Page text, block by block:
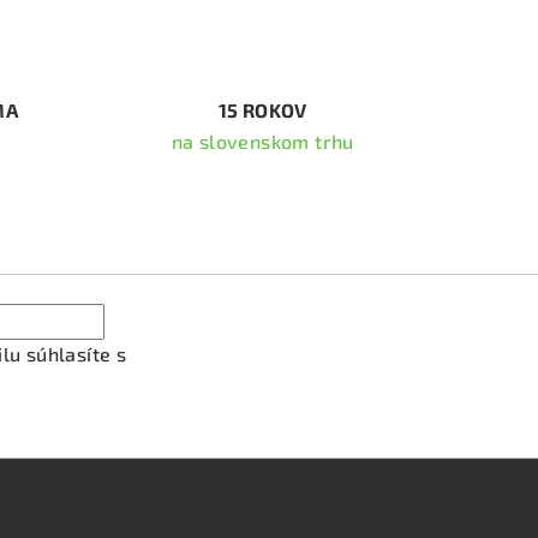
15 ROKOV
na slovenskom trhu
súhlasíte s